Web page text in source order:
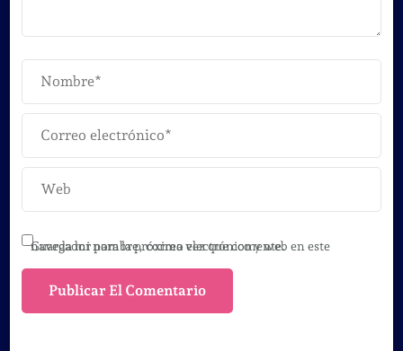
Guarda mi nombre, correo electrónico y web en este navegador para la próxima vez que comente.